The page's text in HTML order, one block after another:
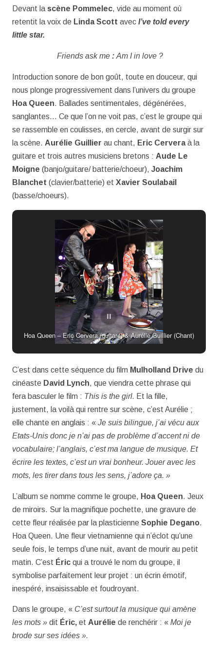
Devant la scène Pommelec, vide au moment où
retentit la voix de Linda Scott avec I’ve told every
little star.
Friends ask me : Am I in love ?
Introduction sonore de bon goût, toute en douceur, qui
nous plonge progressivement dans l’univers du groupe
Hoa Queen. Ballades sentimentales, dégénérées,
sanglantes… Ce que l’on ne voit pas, c’est le groupe qui
se rassemble en coulisses, en cercle, avant de surgir sur
la scène. Aurélie Guillier au chant, Eric Cerveraà la
guitare et trois autres musiciens bretons : Aude Le
Moigne (banjo/guitare/ batterie/choeur), Joachim
Blanchet (clavier/batterie) et Xavier Soulabail
(basse/choeurs).
Hoa Queen – Eric Cervera (guitare) & Aurélie Guillier (Chant)
C’est dans cette séquence du film Mulholland Drive du
cinéaste David Lynch, que viendra cette phrase qui
fera basculer le film : This is the girl. Et la fille,
justement, la voilà qui rentre sur scène, c’est Aurélie ;
elle chante en anglais : « Je suis bilingue, j’ai vécu aux
Etats-Unis donc je n’ai pas de problème d’accent ni de
vocabulaire; l’anglais, c’est ma langue de musique. Et
écrire les textes, c’est un vrai bonheur. Jouer avec les
mots, les tirer dans tous les sens, j’adore ça. »
L’album se nomme comme le groupe, Hoa Queen. Jeux
de miroirs. Sur la magnifique pochette, une gravure de
cette fleur réalisée par la plasticienne Sophie Degano.
Hoa Queen. Une fleur vietnamienne qui n’éclot qu’une
seule fois, le temps d’une nuit, avant de mourir au petit
matin. C’est Éric qui a trouvé le nom du groupe, il
symbolise parfaitement leur projet : un écrin émotif,
inespéré, insaisissable et foudroyant.
Dans le groupe, « C’est surtout la musique qui amène
les mots » dit Éric, et Aurélie de renchérir : « Moi je
brode sur ses idées ».